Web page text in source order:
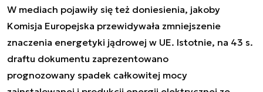
W mediach pojawiły się też doniesienia, jakoby
Komisja Europejska przewidywała zmniejszenie
znaczenia energetyki jądrowej w UE. Istotnie, na 43 s.
draftu dokumentu zaprezentowano
prognozowany spadek całkowitej mocy